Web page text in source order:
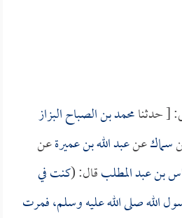
[ حدثنامحمد بن الصباح البزاز
سماكعنعبد الله بن عميرةعن
بن عبد المطلبقال: (كنت في
الله صلى الله عليه وسلم، فمرت